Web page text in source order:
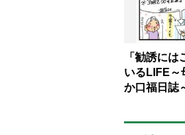
「勧誘に
いるLIFE～
か口福日誌